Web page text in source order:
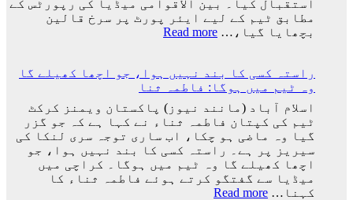
پر
2
لاکھ
افراد
کے
دستخط
استقبال کیا۔ بین الاقوامی میڈیا کی رپورٹس کے
مطابق ٹیم کے لیے ایئر پورٹ پر سرخ قالین
بچھایا گیا،… Read more
:
فائنل
میں
شکست
کے
بعد
لیونل
میسی
ٹیم
کے
راستہ کسی کا بند نہیں ہوا، جو اچھا کھیلے گا
وہ ٹیم میں ہوگا: فاطمہ ثنا
اسلام آباد (مانند نیوز) پاکستان ویمنز کرکٹ
ٹیم کی کپتان فاطمہ ثناء نے کہا ہے کہ جو گزر
گیا وہ ماضی ہو چکا، اب ساری توجہ سری لنکا کی
سیریز پر ہے۔ راستہ کسی کا بند نہیں ہوا، جو
اچھا کھیلے گا وہ ٹیم میں ہوگا۔ کراچی میں
میڈیا سے گفتگو کرتے ہوئے فاطمہ ثناء کا
کہنا… Read more
: